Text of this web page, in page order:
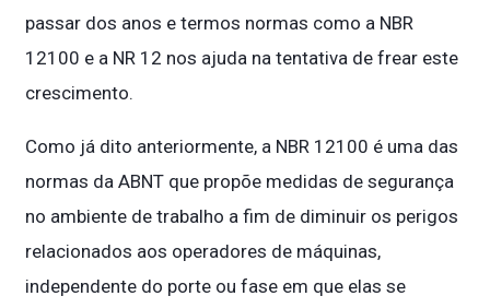
passar dos anos e termos normas como a NBR
12100 e a NR 12 nos ajuda na tentativa de frear este
crescimento.
Como já dito anteriormente, a NBR 12100 é uma das
normas da ABNT que propõe medidas de segurança
no ambiente de trabalho a fim de diminuir os perigos
relacionados aos operadores de máquinas,
independente do porte ou fase em que elas se